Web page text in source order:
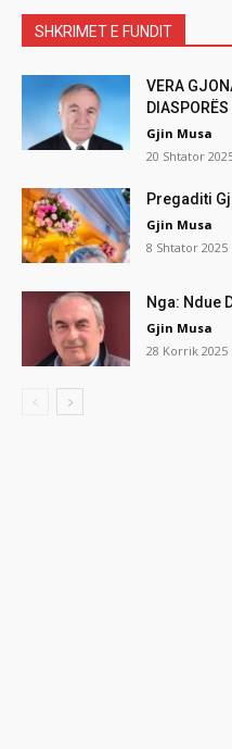
SHKRIMET E FUNDIT
VERA
Gjin Musa
20 Shtator
Pregaditi
Gjin Musa
8 Shtator 2025
Nga: Ndue
Gjin Musa
28 Korrik 2025